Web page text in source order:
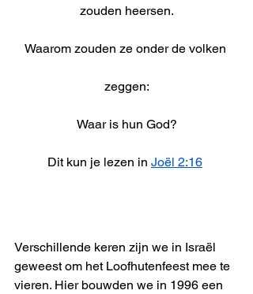
zouden heersen.
Waarom zouden ze onder de volken
zeggen:
Waar is hun God?
Dit kun je lezen in Joël 2:16
Verschillende keren zijn we in Israël
geweest om het Loofhutenfeest mee te
vieren. Hier bouwden we in 1996 een